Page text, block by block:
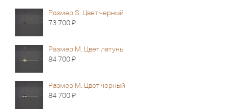
Размер S. Цвет черный
73 700Я
Размер M. Цвет латунь
84 700Я
Размер M. Цвет черный
84 700Я